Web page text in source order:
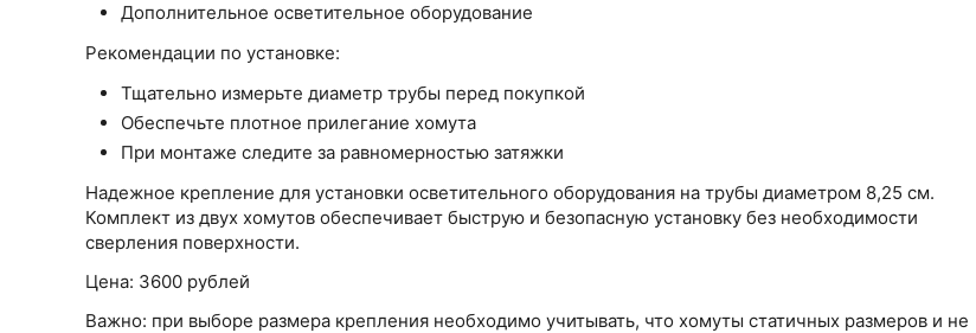
Дополнительное осветительное оборудование
Рекомендации по установке:
Тщательно измерьте диаметр трубы перед покупкой
Обеспечьте плотное прилегание хомута
При монтаже следите за равномерностью затяжки
Надежное крепление для установки осветительного оборудования на трубы диаметром 8,25 см.
Комплект из двух хомутов обеспечивает быструю и безопасную установку без необходимости
сверления поверхности.
Цена: 3600 рублей
Важно: при выборе размера крепления необходимо учитывать, что хомуты статичных размеров и не